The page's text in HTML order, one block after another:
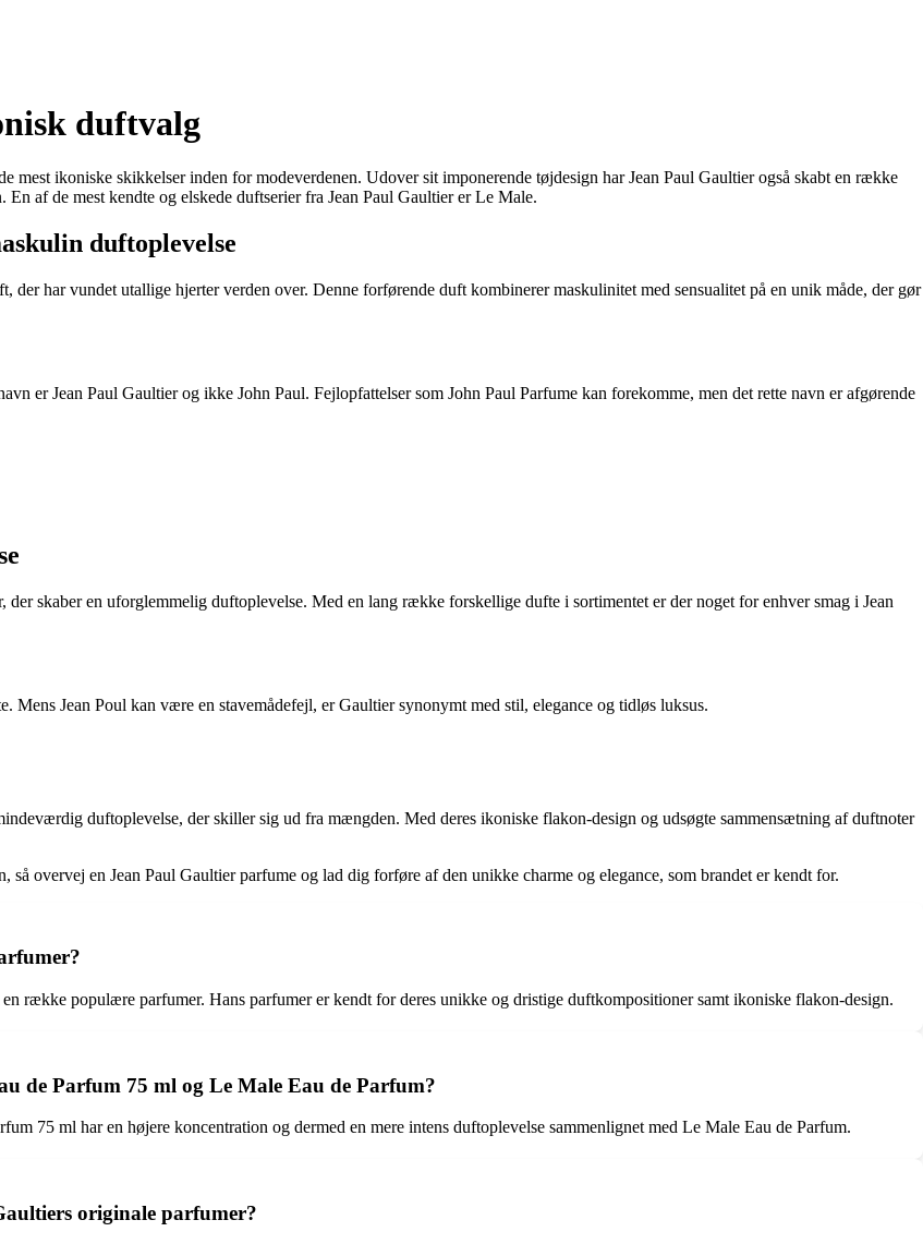
duftvalg
mest ikoniske skikkelser inden for modeverdenen. Udover sit imponerende tøjdesign har Jean Paul Gaultier også skabt en række
af de mest kendte og elskede duftserier fra Jean Paul Gaultier er Le Male.
duftoplevelse
har vundet utallige hjerter verden over. Denne forførende duft kombinerer maskulinitet med sensualitet på en unik måde, der gør
er Jean Paul Gaultier og ikke John Paul. Fejlopfattelser som John Paul Parfume kan forekomme, men det rette navn er afgørende
skaber en uforglemmelig duftoplevelse. Med en lang række forskellige dufte i sortimentet er der noget for enhver smag i Jean
Mens Jean Poul kan være en stavemådefejl, er Gaultier synonymt med stil, elegance og tidløs luksus.
duftoplevelse, der skiller sig ud fra mængden. Med deres ikoniske flakon-design og udsøgte sammensætning af duftnoter
overvej en Jean Paul Gaultier parfume og lad dig forføre af den unikke charme og elegance, som brandet er kendt for.
række populære parfumer. Hans parfumer er kendt for deres unikke og dristige duftkompositioner samt ikoniske flakon-design.
de Parfum 75 ml og Le Male Eau de Parfum?
75 ml har en højere koncentration og dermed en mere intens duftoplevelse sammenlignet med Le Male Eau de Parfum.
originale parfumer?